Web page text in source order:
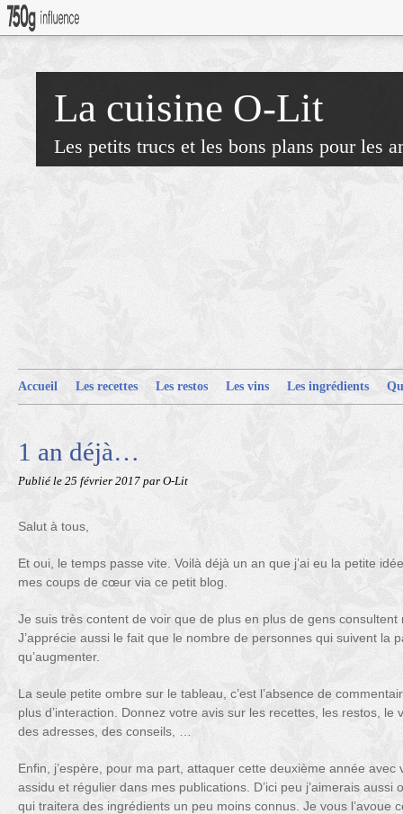
La cuisine O-Lit
Les petits trucs et les bons plans pour les
Accueil Les recettes Les restos Les vins Les ingrédients
1 an déjà…
Publié le 25 février 2017 par O-Lit
Salut à tous,
Et oui, le temps passe vite. Voilà déjà un an que j’ai eu la petite
mes coups de cœur via ce petit blog.
Je suis très content de voir que de plus en plus de gens consultent
J’apprécie aussi le fait que le nombre de personnes qui suivent la
qu’augmenter.
La seule petite ombre sur le tableau, c’est l’absence de
plus d’interaction. Donnez votre avis sur les recettes, les restos, le
des adresses, des conseils, …
Enfin, j’espère, pour ma part, attaquer cette deuxième année avec
assidu et régulier dans mes publications. D’ici peu j’aimerais aussi
qui traitera des ingrédients un peu moins connus. Je vous l’avoue